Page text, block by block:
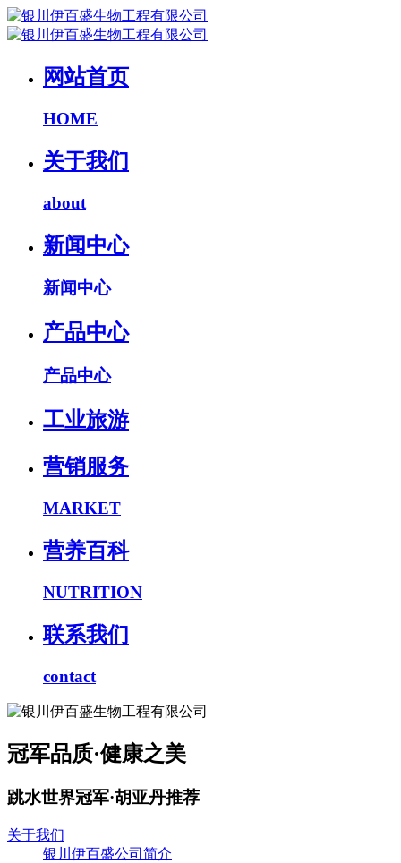
网站首页
HOME
关于我们
about
新闻中心
新闻中心
产品中心
产品中心
工业旅游
营销服务
MARKET
营养百科
NUTRITION
联系我们
contact
冠军品质·健康之美
跳水世界冠军·胡亚丹推荐
关于我们
银川伊百盛公司简介